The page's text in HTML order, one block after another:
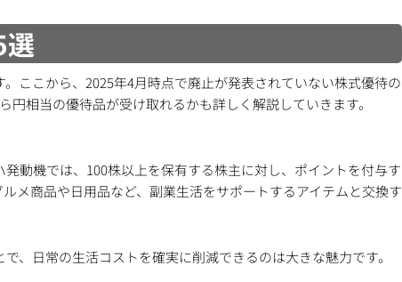
ここから、2025年4月時点で廃止が発表されていない株式優待の
相当の優待品が受け取れるかも詳しく解説していきます。
動機では、100株以上を保有する株主に対し、ポイントを付与す
メ商品や日用品など、副業生活をサポートするアイテムと交換す
、日常の生活コストを確実に削減できるのは大きな魅力です。